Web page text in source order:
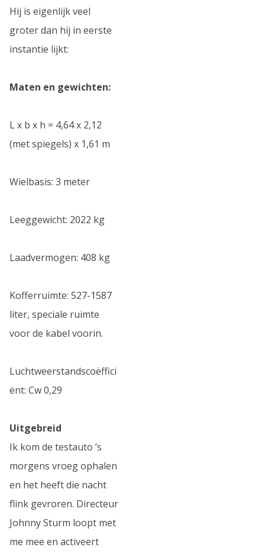
Hij is eigenlijk veel
groter dan hij in eerste
instantie lijkt:
Maten en gewichten:
L x b x h = 4,64 x 2,12
(met spiegels) x 1,61 m
Wielbasis: 3 meter
Leeggewicht: 2022 kg
Laadvermogen: 408 kg
Kofferruimte: 527-1587
liter, speciale ruimte
voor de kabel voorin.
Luchtweerstandscoëffici
ënt: Cw 0,29
Uitgebreid
Ik kom de testauto ’s
morgens vroeg ophalen
en het heeft die nacht
flink gevroren. Directeur
Johnny Sturm loopt met
me mee en activeert